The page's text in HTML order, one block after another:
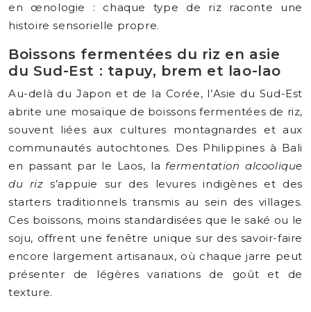
en œnologie : chaque type de riz raconte une
histoire sensorielle propre.
Boissons fermentées du riz en asie
du Sud-Est : tapuy, brem et lao-lao
Au-delà du Japon et de la Corée, l’Asie du Sud-Est
abrite une mosaïque de boissons fermentées de riz,
souvent liées aux cultures montagnardes et aux
communautés autochtones. Des Philippines à Bali
en passant par le Laos, la fermentation alcoolique
du riz s’appuie sur des levures indigènes et des
starters traditionnels transmis au sein des villages.
Ces boissons, moins standardisées que le saké ou le
soju, offrent une fenêtre unique sur des savoir-faire
encore largement artisanaux, où chaque jarre peut
présenter de légères variations de goût et de
texture.